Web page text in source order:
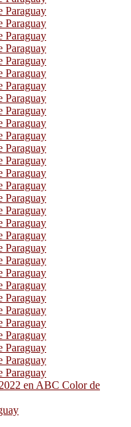
Paraguay
Paraguay
Paraguay
Paraguay
Paraguay
Paraguay
Paraguay
Paraguay
Paraguay
Paraguay
Paraguay
Paraguay
Paraguay
Paraguay
Paraguay
Paraguay
Paraguay
Paraguay
Paraguay
Paraguay
Paraguay
Paraguay
Paraguay
Paraguay
Paraguay
Paraguay
Paraguay
Paraguay
Paraguay
Paraguay
en ABC Color de